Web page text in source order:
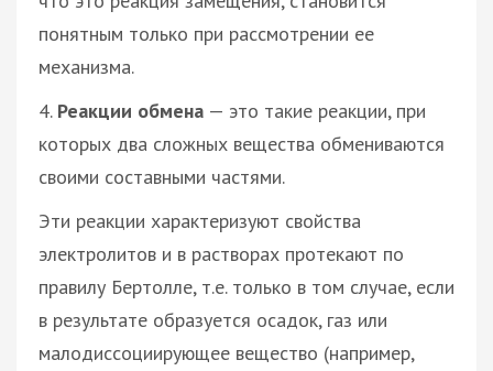
понятным только при рассмотрении ее
механизма.
4. Реакции обмена — это такие реакции, при
которых два сложных вещества обмениваются
своими составными частями.
Эти реакции характеризуют свойства
электролитов и в растворах протекают по
правилу Бертолле, т.е. только в том случае, если
в результате образуется осадок, газ или
малодиссоциирующее вещество (например,